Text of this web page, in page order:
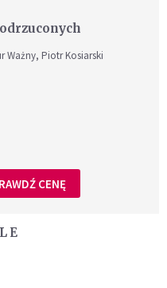
Ważny, Piotr Kosiarski
CENĘ